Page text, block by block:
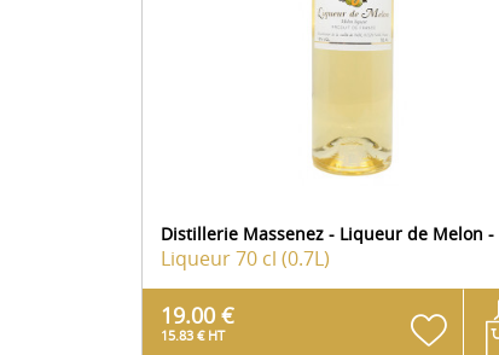
Distillerie Massenez - Liqueur de Melon -
Liqueur70 cl (0.7L)
19.00 €
15.83 € HT